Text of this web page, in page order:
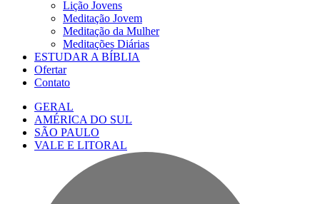
Lição Jovens
Meditação Jovem
Meditação da Mulher
Meditações Diárias
ESTUDAR A BÍBLIA
Ofertar
Contato
GERAL
AMÉRICA DO SUL
SÃO PAULO
VALE E LITORAL